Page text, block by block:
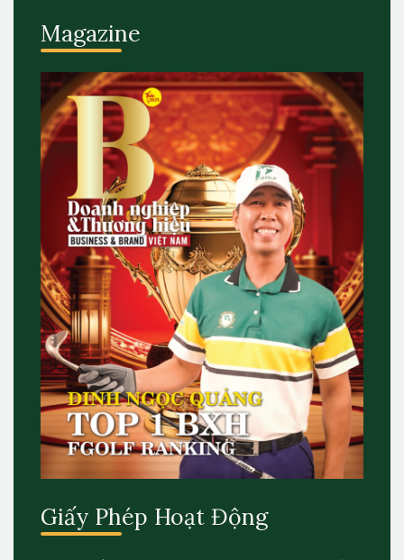
Magazine
Giấy Phép Hoạt Động